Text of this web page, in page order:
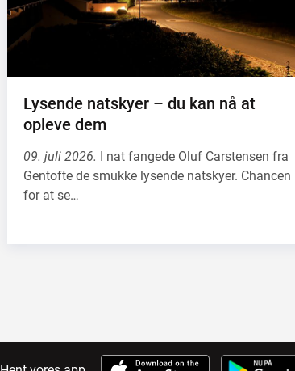
Lysende natskyer – du kan nå at
opleve dem
09. juli 2026.
I nat fangede Oluf Carstensen fra
Gentofte de smukke lysende natskyer. Chancen
for at se…